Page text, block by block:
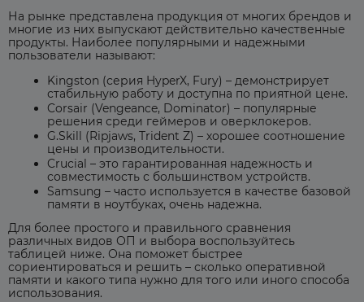
На рынке представлена ​​продукция от многих брендов и
многие из них выпускают действительно качественные
продукты. Наиболее популярными и надежными
пользователи называют:
Kingston (серия HyperX, Fury) – демонстрирует
стабильную работу и доступна по приятной цене.
Corsair (Vengeance, Dominator) – популярные
решения среди геймеров и оверклокеров.
G.Skill (Ripjaws, Trident Z) – хорошее соотношение
цены и производительности.
Crucial – это гарантированная надежность и
совместимость с большинством устройств.
Samsung – часто используется в качестве базовой
памяти в ноутбуках, очень надежна.
Для более простого и правильного сравнения
различных видов ОП и выбора воспользуйтесь
таблицей ниже. Она поможет быстрее
сориентироваться и решить – сколько оперативной
памяти и какого типа нужно для того или иного способа
использования.